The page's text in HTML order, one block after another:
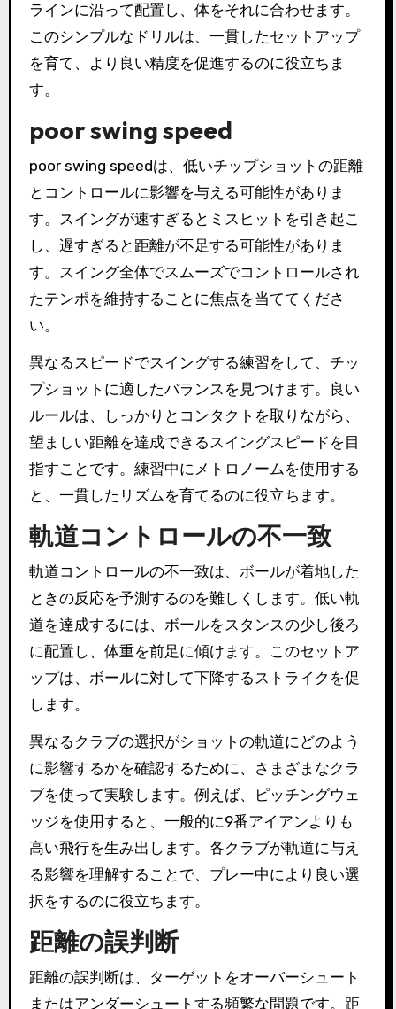
ラインに沿って配置し、体をそれに合わせます。
このシンプルなドリルは、一貫したセットアップ
を育て、より良い精度を促進するのに役立ちま
す。
poor swing speed
poor swing speedは、低いチップショットの距離
とコントロールに影響を与える可能性がありま
す。スイングが速すぎるとミスヒットを引き起こ
し、遅すぎると距離が不足する可能性がありま
す。スイング全体でスムーズでコントロールされ
たテンポを維持することに焦点を当ててくださ
い。
異なるスピードでスイングする練習をして、チッ
プショットに適したバランスを見つけます。良い
ルールは、しっかりとコンタクトを取りながら、
望ましい距離を達成できるスイングスピードを目
指すことです。練習中にメトロノームを使用する
と、一貫したリズムを育てるのに役立ちます。
軌道コントロールの不一致
軌道コントロールの不一致は、ボールが着地した
ときの反応を予測するのを難しくします。低い軌
道を達成するには、ボールをスタンスの少し後ろ
に配置し、体重を前足に傾けます。このセットア
ップは、ボールに対して下降するストライクを促
します。
異なるクラブの選択がショットの軌道にどのよう
に影響するかを確認するために、さまざまなクラ
ブを使って実験します。例えば、ピッチングウェ
ッジを使用すると、一般的に9番アイアンよりも
高い飛行を生み出します。各クラブが軌道に与え
る影響を理解することで、プレー中により良い選
択をするのに役立ちます。
距離の誤判断
距離の誤判断は、ターゲットをオーバーシュート
またはアンダーシュートする頻繁な問題です。距